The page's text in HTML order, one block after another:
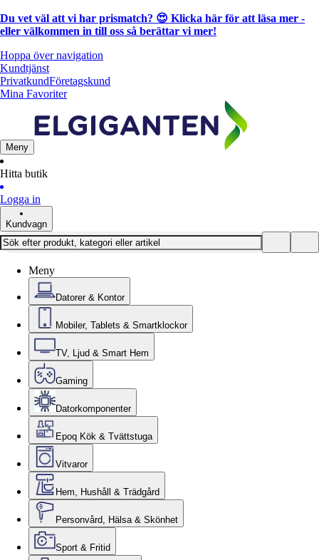
Du vet väl att vi har prismatch? 😍 Klicka här för att läsa mer -
eller välkommen in till oss så berättar vi mer!
Hoppa över navigation
Kundtjänst
PrivatkundFöretagskund
Mina Favoriter
Meny
Hitta butik
Logga in
Kundvagn
Meny
Datorer & Kontor
Mobiler, Tablets & Smartklockor
TV, Ljud & Smart Hem
Gaming
Datorkomponenter
Epoq Kök & Tvättstuga
Vitvaror
Hem, Hushåll & Trädgård
Personvård, Hälsa & Skönhet
Sport & Fritid